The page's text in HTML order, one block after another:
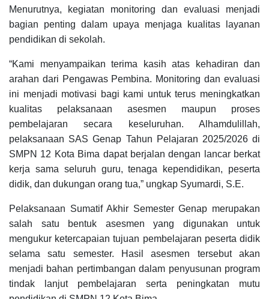
Menurutnya, kegiatan monitoring dan evaluasi menjadi
bagian penting dalam upaya menjaga kualitas layanan
pendidikan di sekolah.
“Kami menyampaikan terima kasih atas kehadiran dan
arahan dari Pengawas Pembina. Monitoring dan evaluasi
ini menjadi motivasi bagi kami untuk terus meningkatkan
kualitas pelaksanaan asesmen maupun proses
pembelajaran secara keseluruhan. Alhamdulillah,
pelaksanaan SAS Genap Tahun Pelajaran 2025/2026 di
SMPN 12 Kota Bima dapat berjalan dengan lancar berkat
kerja sama seluruh guru, tenaga kependidikan, peserta
didik, dan dukungan orang tua,” ungkap Syumardi, S.E.
Pelaksanaan Sumatif Akhir Semester Genap merupakan
salah satu bentuk asesmen yang digunakan untuk
mengukur ketercapaian tujuan pembelajaran peserta didik
selama satu semester. Hasil asesmen tersebut akan
menjadi bahan pertimbangan dalam penyusunan program
tindak lanjut pembelajaran serta peningkatan mutu